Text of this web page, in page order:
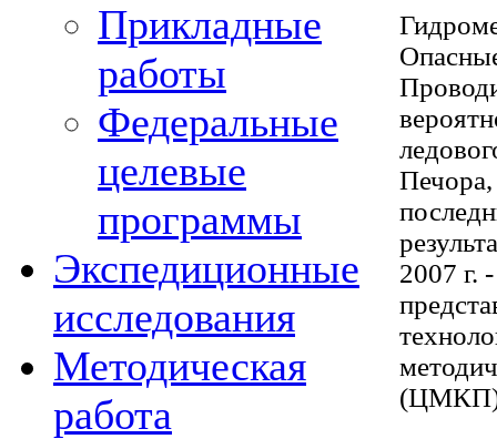
Прикладные
работы
Федеральные
целевые
программы
Экспедиционные
исследования
Методическая
работа
2007 г.
(ЦМКП)